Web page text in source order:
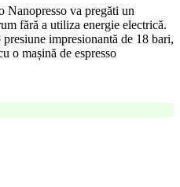
Nanopresso va pregăti un
fără a utiliza energie electrică.
impresionantă de 18 bari,
o mașină de espresso